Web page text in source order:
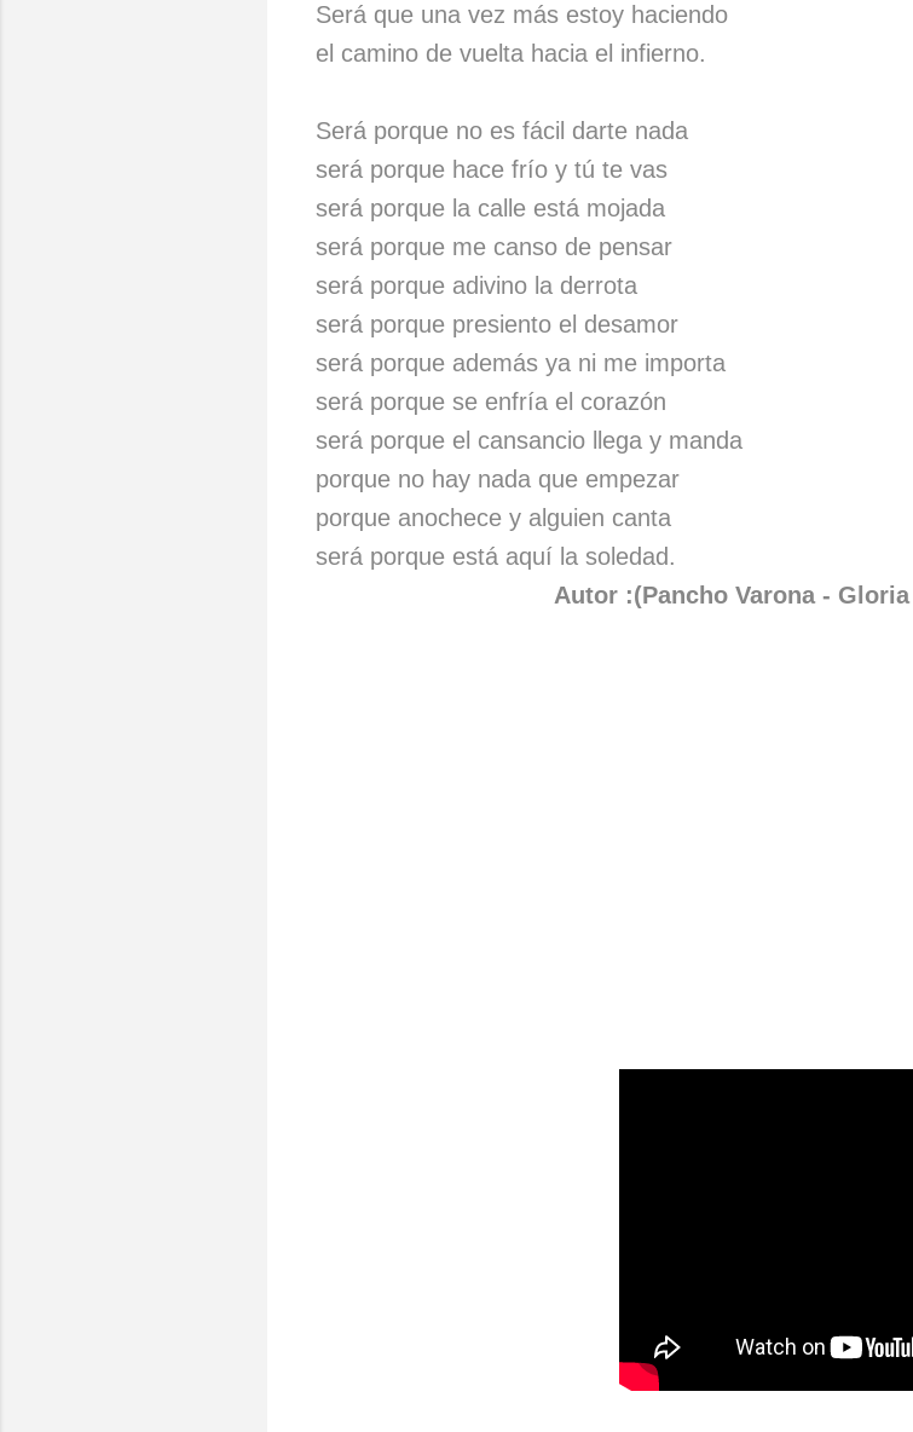
Será que una vez más estoy haciendo
el camino de vuelta hacia el infierno.
Será porque no es fácil darte nada
será porque hace frío y tú te vas
será porque la calle está mojada
será porque me canso de pensar
será porque adivino la derrota
será porque presiento el desamor
será porque además ya ni me importa
será porque se enfría el corazón
será porque el cansancio llega y manda
porque no hay nada que empezar
porque anochece y alguien canta
será porque está aquí la soledad.
Autor :(Pancho Varona -